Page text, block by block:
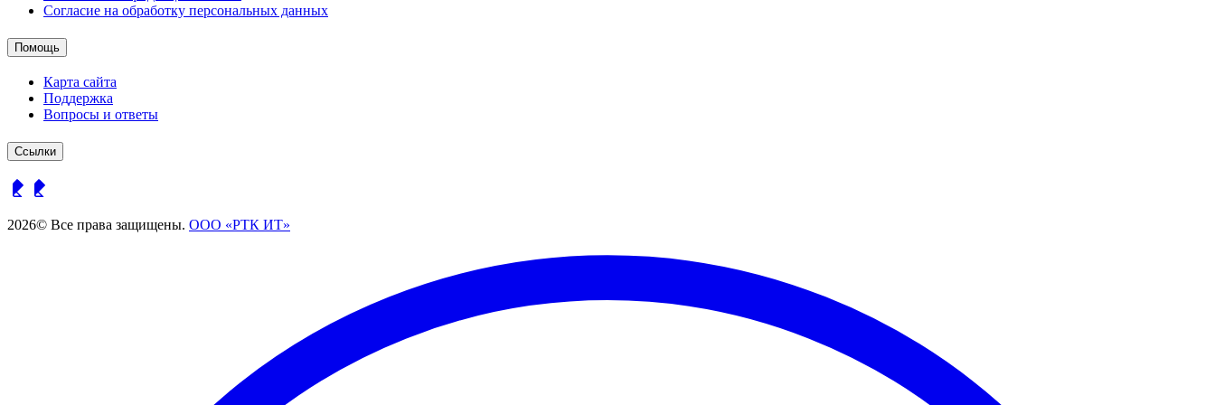
Согласие на обработку персональных данных
Помощь
Карта сайта
Поддержка
Вопросы и ответы
Ссылки
2026© Все права защищены. ООО «РТК ИТ»